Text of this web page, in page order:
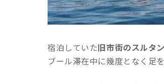
宿泊していた旧市街のスルタ
ブール滞在中に幾度となく足